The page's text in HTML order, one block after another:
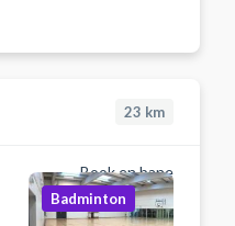
23 km
Book en bane
Badminton